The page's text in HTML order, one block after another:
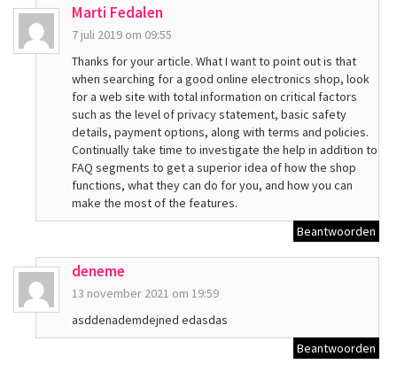
Marti Fedalen
7 juli 2019 om 09:55
Thanks for your article. What I want to point out is that
when searching for a good online electronics shop, look
for a web site with total information on critical factors
such as the level of privacy statement, basic safety
details, payment options, along with terms and policies.
Continually take time to investigate the help in addition to
FAQ segments to get a superior idea of how the shop
functions, what they can do for you, and how you can
make the most of the features.
Beantwoorden
deneme
13 november 2021 om 19:59
asddenademdejned edasdas
Beantwoorden